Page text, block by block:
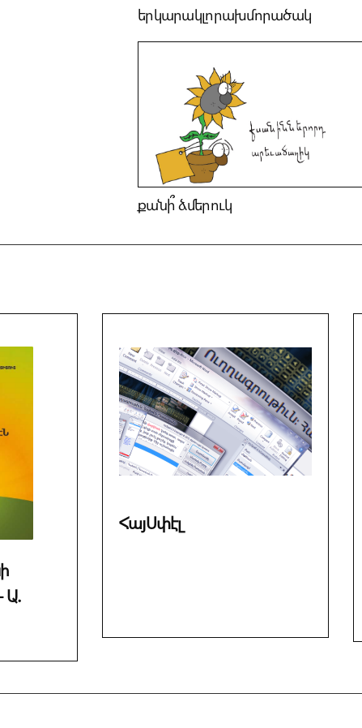
երկարակլորախմորածակ
քանի՞ ձմերուկ
Ա.
ՀայՍփէլ